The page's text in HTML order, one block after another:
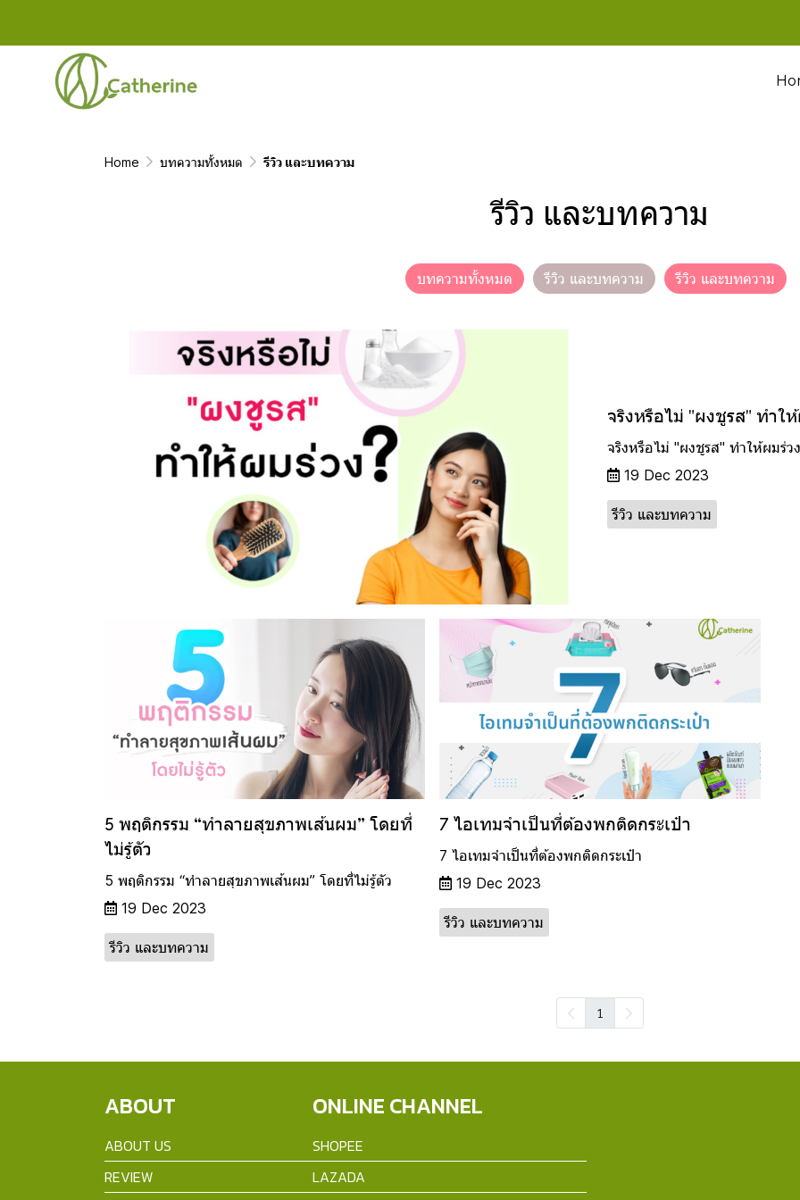
Home บทความทั้งหมด รีวิว และบทความ
รีวิว และบทความ
บทความทั้งหมด รีวิว และบทความ รีวิว และบทความ
จริงหรือไม่ "ผงชูรส" ทำให้
จริงหรือไม่ "ผงชูรส" ทำให้ผมร่วง
19 Dec 2023
รีวิว และบทความ
5 พฤติกรรม “ทำลายสุขภาพเส้นผม” โดยที่
ไม่รู้ตัว
5 พฤติกรรม “ทำลายสุขภาพเส้นผม” โดยที่ไม่รู้ตัว
19 Dec 2023
รีวิว และบทความ
7 ไอเทมจำเป็นที่ต้องพกติดกระเป๋า
7 ไอเทมจำเป็นที่ต้องพกติดกระเป๋า
19 Dec 2023
รีวิว และบทความ
1
ABOUT
ABOUT US
REVIEW
ONLINE CHANNEL
SHOPEE
LAZADA